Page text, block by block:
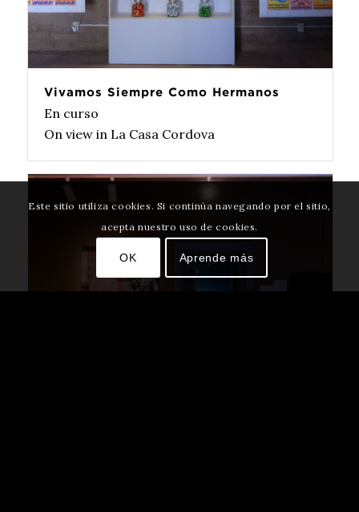
Vivamos Siempre Como Hermanos
En curso
On view in La Casa Cordova
Este sitio utiliza cookies. Si continúa navegando por el sitio,
acepta nuestro uso de cookies.
OK Aprende más